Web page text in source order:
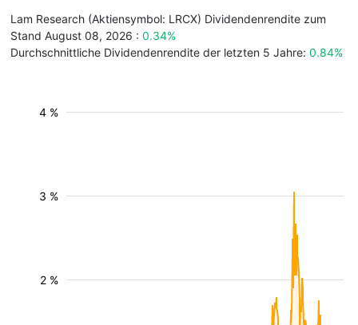
Lam Research (Aktiensymbol: LRCX) Dividendenrendite zum
Stand August 08, 2026 : 0.34%
Durchschnittliche Dividendenrendite der letzten 5 Jahre: 0.84%
2 %
3 %
4 %